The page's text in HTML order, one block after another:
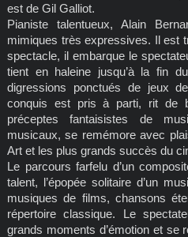
est de Gil Galliot.
Pianiste talentueux, Alain
mimiques très expressives. Il est
spectacle, il embarque le
tient en haleine jusqu’à la fin
digressions ponctués de jeux
conquis est pris à parti, rit de
préceptes fantaisistes de
musicaux, se remémore avec
Art et les plus grands succès du
Le parcours farfelu d’un
talent, l’épopée solitaire d’un
musiques de films, chansons
répertoire classique. Le
grands moments d’émotion et se